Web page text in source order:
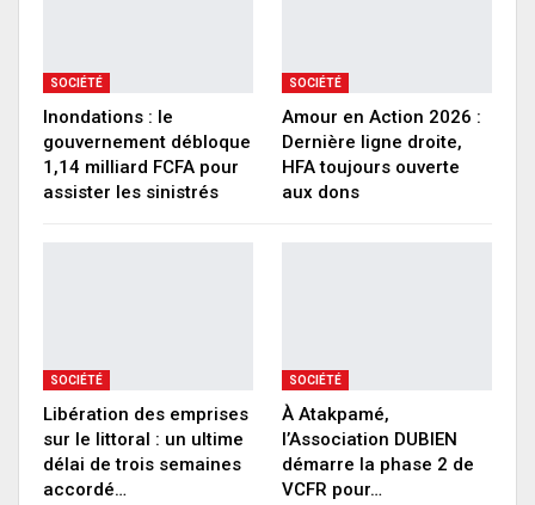
SOCIÉTÉ
Inondations : le
gouvernement débloque
1,14 milliard FCFA pour
assister les sinistrés
SOCIÉTÉ
Amour en Action 2026 :
Dernière ligne droite,
HFA toujours ouverte
aux dons
SOCIÉTÉ
Libération des emprises
sur le littoral : un ultime
délai de trois semaines
accordé…
SOCIÉTÉ
À Atakpamé,
l’Association DUBIEN
démarre la phase 2 de
VCFR pour…